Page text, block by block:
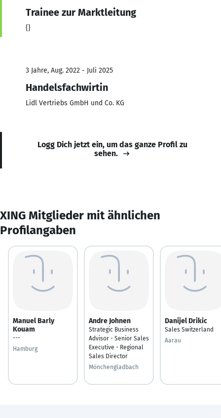
Trainee zur Marktleitung
{}
3 Jahre, Aug. 2022 - Juli 2025
Handelsfachwirtin
Lidl Vertriebs GmbH und Co. KG
Logg Dich jetzt ein, um das ganze Profil zu
sehen.
XING Mitglieder mit ähnlichen
Profilangaben
Manuel Barly
Kouam
---
Hamburg
Andre Johnen
Strategic Business
Advisor - Senior Sales
Executive - Regional
Sales Director
Mönchengladbach
Danijel Drikic
Sales Switzerland
Aarau